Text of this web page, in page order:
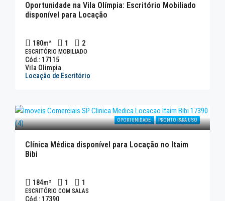
Oportunidade na Vila Olímpia: Escritório Mobiliado
disponível para Locação
180m² 1 2
ESCRITÓRIO MOBILIADO
Cód.: 17115
Vila Olimpia
Locação de Escritório
OPORTUNIDADE PRONTO PARA USO
Clínica Médica disponível para Locação no Itaim
Bibi
184m² 1 1
ESCRITÓRIO COM SALAS
Cód.: 17390